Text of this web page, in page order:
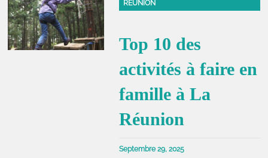
RÉUNION
Top 10 des
activités à faire en
famille à La
Réunion
Septembre 29, 2025